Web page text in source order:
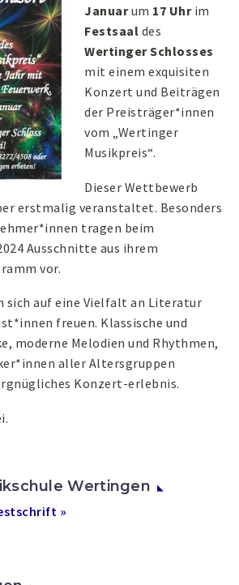
Januarum 17 Uhr im
Festsaal des
Wertinger Schlosses
mit einem exquisiten
Konzert und Beiträgen
der Preisträger*innen
vom „Wertinger
Musikpreis“.
Dieser Wettbewerb
erstmalig veranstaltet. Besonders
tragen beim
Ausschnitte aus ihrem
vor.
sich auf eine Vielfalt an Literatur
freuen. Klassische und
moderne Melodien und Rhythmen,
aller Altersgruppen
Konzert-erlebnis.
Wertingen
»